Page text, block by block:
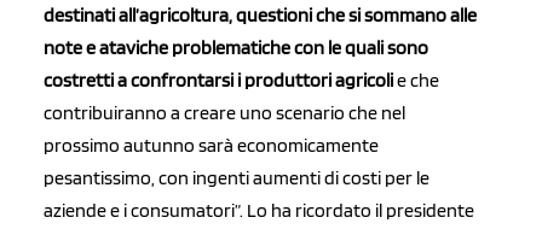
destinati all’agricoltura, questioni che si sommano alle
note e ataviche problematiche con le quali sono
costretti a confrontarsi i produttori agricolie che
contribuiranno a creare uno scenario che nel
prossimo autunno sarà economicamente
pesantissimo, con ingenti aumenti di costi per le
aziende e i consumatori”. Lo ha ricordato il presidente